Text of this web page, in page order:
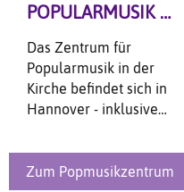
POPULARMUSIK • ZENTRUM HANNOVER
Das Zentrum für
Popularmusik in der
Kirche befindet sich in
Hannover - inklusive
offenen Singen und
Infos zu Ausbildungen.
Zum Popmusikzentrum